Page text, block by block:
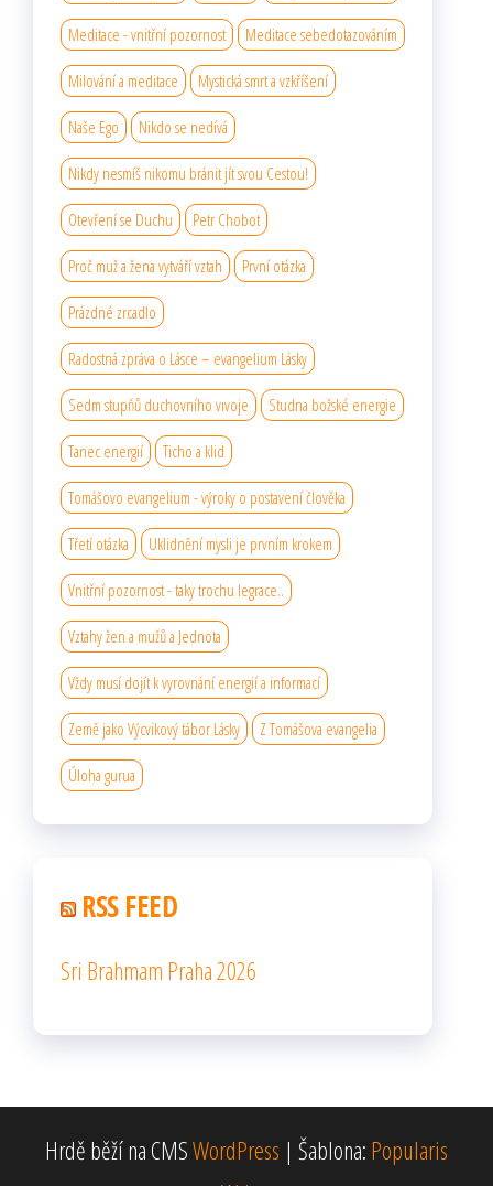
Meditace - vnitřní pozornost Meditace sebedotazováním
Milování a meditace Mystická smrt a vzkříšení
Naše Ego Nikdo se nedívá
Nikdy nesmíš nikomu bránit jít svou Cestou!
Otevření se Duchu Petr Chobot
Proč muž a žena vytváří vztah První otázka
Prázdné zrcadlo
Radostná zpráva o Lásce – evangelium Lásky
Sedm stupňů duchovního vıvoje Studna božské energie
Tanec energií Ticho a klid
Tomášovo evangelium - výroky o postavení člověka
Třetí otázka Uklidnění mysli je prvním krokem
Vnitřní pozornost - taky trochu legrace..
Vztahy žen a mužů a Jednota
Vždy musí dojít k vyrovnání energií a informací
Země jako Výcvikový tábor Lásky Z Tomášova evangelia
Úloha gurua
RSS FEED
Sri Brahmam Praha 2026
Hrdě běží na CMSWordPress | Šablona: Popularis